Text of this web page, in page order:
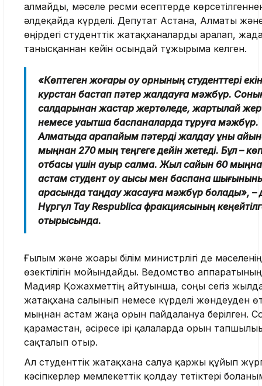
алмайды, мәселе ресми есептерде
әлдеқайда күрделі. Депутат Астана, Алматы
өңірдегі студенттік жатақханаларды аралап,
танысқаннан кейін осындай тұжырымға келген.
«Көптеген жоғары оқу орнының студенттері
курстан бастап пәтер жалдауға мәжбүр.
салдарынан жастар жертөледе, жартылай
немесе уақытша баспаналарда тұруға мәжбүр.
Алматыда қарапайым пәтерді жалдау құны
мыңнан 270 мың теңгеге дейін жетеді. Бұл –
отбасы үшін ауыр салмақ. Жыл сайын 60
астам студент оқу ақысы мен баспана
арасында таңдау жасауға мәжбүр болады», –
Нұргүл Тау Respublica фракциясының
отырысында.
Ғылым және жоғары білім министрлігі де мәселенің
өзектілігін мойындайды. Ведомство
Мадияр Қожахметтің айтуынша, соңғы сегіз
жатақхана салынып немесе күрделі жөндеуден
мыңнан астам жаңа орын пайдалануға берілген.
қарамастан, әсіресе ірі қалаларда орын
сақталып отыр.
Ал студенттік жатақхана салуға қаржы құйып
кәсіпкерлер мемлекеттік қолдау тетіктері